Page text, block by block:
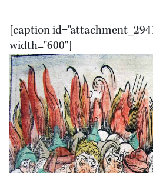
[caption
width="600"]